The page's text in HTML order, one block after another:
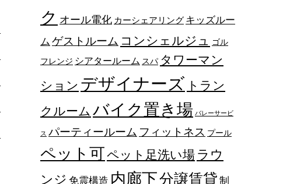
ク オール電化 カーシェアリング キッズルー
ム ゲストルーム コンシェルジュ
ゴル
フレンジ シアタールーム スパ タワーマン
ション デザイナーズ トラン
クルーム バイク置き場 バレーサービ
ス パーティールーム フィットネス プール
ペット可ペット足洗い場 ラウ
ンジ 免震構造 内廊下分譲賃貸制